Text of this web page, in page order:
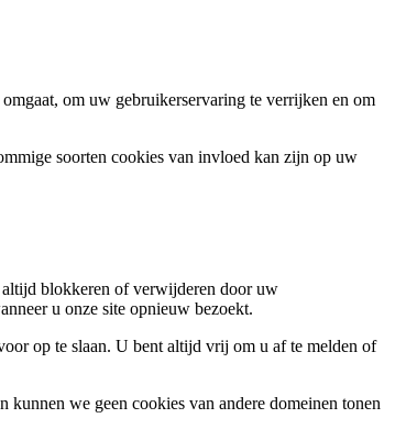
om uw gebruikerservaring te verrijken en om
soorten cookies van invloed kan zijn op uw
altijd blokkeren of verwijderen door uw
u onze site opnieuw bezoekt.
op te slaan. U bent altijd vrij om u af te melden of
we geen cookies van andere domeinen tonen